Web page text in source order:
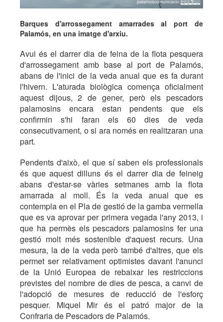
Barques d'arrossegament amarrades al port de
Palamós, en una imatge d'arxiu.
Avui és el darrer dia de feina de la flota pesquera
d'arrossegament amb base al port de Palamós,
abans de l'inici de la veda anual que es fa durant
l'hivern. L'aturada biològica comença oficialment
aquest dijous, 2 de gener, però els pescadors
palamosins encara estan pendents que els
confirmin s'hi faran els 60 dies de veda
consecutivament, o si ara només en realitzaran una
part.
Pendents d'això, el que sí saben els professionals
és que aquest dilluns és el darrer dia de feineig
abans d'estar-se vàries setmanes amb la flota
amarrada al moll. És la veda anual que es
contempla en el Pla de gestió de la gamba vermella
que es va aprovar per primera vegada l'any 2013, i
que ha permès els pescadors palamosins fer una
gestió molt més sostenible d'aquest recurs. Una
mesura, la de la veda però també d'altres, que els
permet ser relativament optimistes davant l'anunci
de la Unió Europea de rebaixar les restriccions
previstes del nombre de dies de pesca, a canvi de
l'adopció de mesures de reducció de l'esforç
pesquer. Miquel Mir és el patró major de la
Confraria de Pescadors de Palamós.